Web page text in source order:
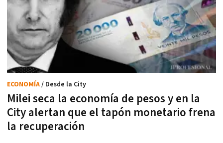
Milei seca la economía de pesos y en la
City alertan que el tapón monetario frena
la recuperación
ECONOMÍA/ Desde la City